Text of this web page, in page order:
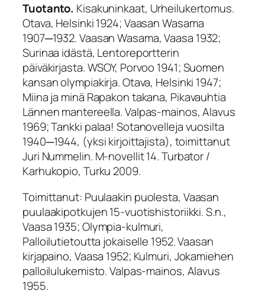
Tuotanto. Kisakuninkaat, Urheilukertomus.
Otava, Helsinki 1924; Vaasan Wasama
1907─1932. Vaasan Wasama, Vaasa 1932;
Surinaa idästä, Lentoreportterin
päiväkirjasta. WSOY, Porvoo 1941; Suomen
kansan olympiakirja. Otava, Helsinki 1947;
Miina ja minä Rapakon takana, Pikavauhtia
Lännen mantereella. Valpas-mainos, Alavus
1969; Tankki palaa! Sotanovelleja vuosilta
1940─1944, (yksi kirjoittajista), toimittanut
Juri Nummelin. M-novellit 14. Turbator /
Karhukopio, Turku 2009.
Toimittanut: Puulaakin puolesta, Vaasan
puulaakipotkujen 15-vuotishistoriikki. S.n.,
Vaasa 1935; Olympia-kulmuri,
Palloilutietoutta jokaiselle 1952. Vaasan
kirjapaino, Vaasa 1952; Kulmuri, Jokamiehen
palloilulukemisto. Valpas-mainos, Alavus
1955.